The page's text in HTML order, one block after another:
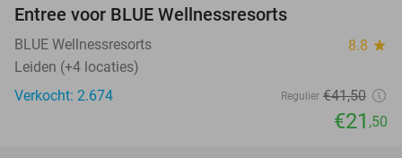
Entree voor BLUE Wellnessresorts
BLUE Wellnessresorts 8.8 star
Leiden (+4 locaties)
Verkocht: 2.674
Regulier €41,50
€21 ,50